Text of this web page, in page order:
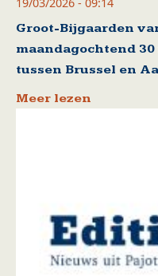
Groot-Bijgaarden
maandagochtend
tussen Brussel en
Meer lezen